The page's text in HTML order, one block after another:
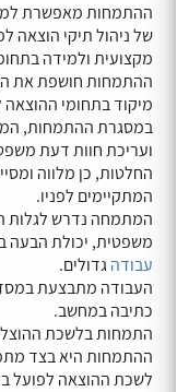
ההתמחות מאפשרת
של ניהול תיקי הוצאה
מקצועית ולמידה
ההתמחות חושפת את
מיקוד בתחומי ההוצאה
במסגרת ההתמחות,
ועריכת חוות דעת
החלטות, כן מלווה
המתקיימים לפניו.
המתמחה נדרש לגלות
משפטית, יכולת הבעה
עבודהגדולים.
העבודה מתבצעת במסד
כתיבה במחשב.
התמחות בלשכת
ההתמחות היא בצד
לשכת ההוצאה לפועל